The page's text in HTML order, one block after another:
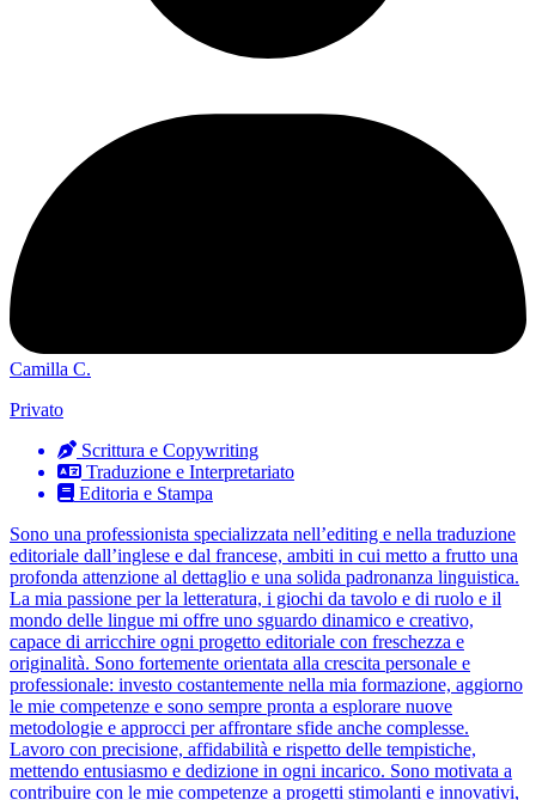
Camilla C.
Privato
Scrittura e Copywriting
Traduzione e Interpretariato
Editoria e Stampa
Sono una professionista specializzata nell’editing e nella traduzione
editoriale dall’inglese e dal francese, ambiti in cui metto a frutto una
profonda attenzione al dettaglio e una solida padronanza linguistica.
La mia passione per la letteratura, i giochi da tavolo e di ruolo e il
mondo delle lingue mi offre uno sguardo dinamico e creativo,
capace di arricchire ogni progetto editoriale con freschezza e
originalità. Sono fortemente orientata alla crescita personale e
professionale: investo costantemente nella mia formazione, aggiorno
le mie competenze e sono sempre pronta a esplorare nuove
metodologie e approcci per affrontare sfide anche complesse.
Lavoro con precisione, affidabilità e rispetto delle tempistiche,
mettendo entusiasmo e dedizione in ogni incarico. Sono motivata a
contribuire con le mie competenze a progetti stimolanti e innovativi,